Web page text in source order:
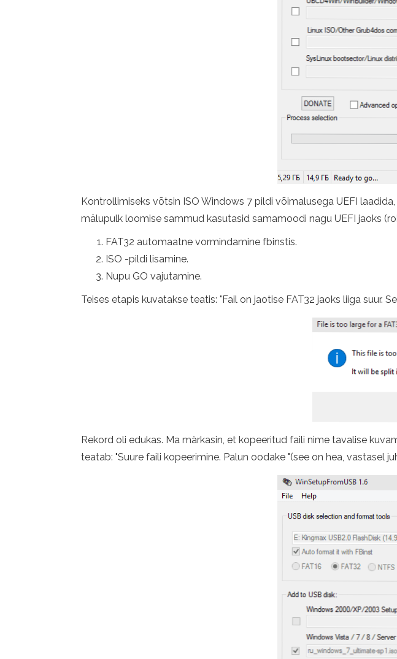
Kontrollimiseks võtsin ISO Windows 7 pildi võimalusega UEFI
mälupulk loomise sammud kasutasid samamoodi nagu UEFI jaoks
FAT32 automaatne vormindamine fbinstis.
ISO -pildi lisamine.
Nupu GO vajutamine.
Teises etapis kuvatakse teatis: "Fail on jaotise FAT32 jaoks liiga suur.
Rekord oli edukas. Ma märkasin, et kopeeritud faili nime tavalise
teatab: "Suure faili kopeerimine. Palun oodake "(see on hea,